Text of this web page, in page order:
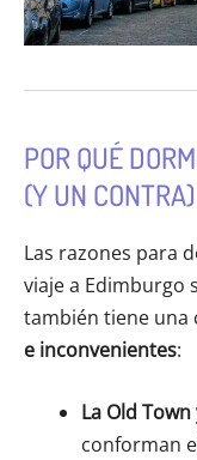
POR QUÉ
(Y UN CONTRA)
Las razones para
viaje a Edimburgo
también tiene una
e inconvenientes:
La Old
conforman